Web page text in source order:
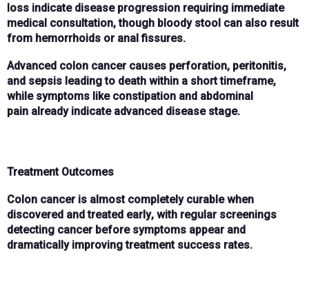
loss indicate disease progression requiring immediate
medical consultation, though bloody stool can also result
from hemorrhoids or anal fissures.
Advanced colon cancer causes perforation, peritonitis,
and sepsis leading to death within a short timeframe,
while symptoms like constipation and abdominal
pain already indicate advanced disease stage.
Treatment Outcomes
Colon cancer is almost completely curablewhen
discovered and treated early, with regular screenings
detecting cancer before symptoms appearand
dramatically improvingtreatment success rates.